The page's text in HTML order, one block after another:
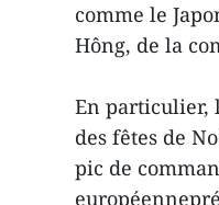
comme le
Hông, de la
En particulier,
des fêtes de
pic de